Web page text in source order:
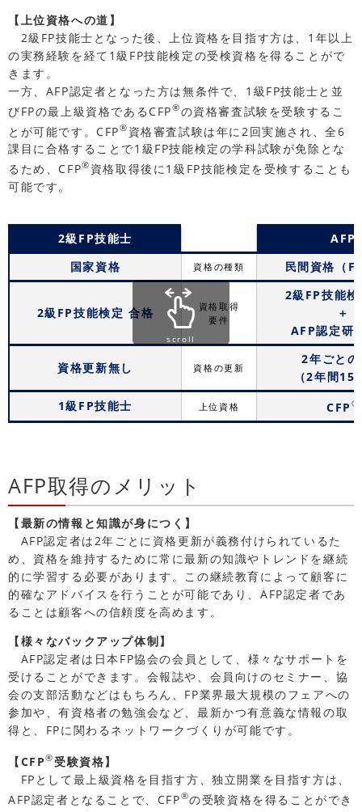
【上位資格への道】
2級FP技能士となった後、上位資格を目指す方は、1年以上
の実務経験を経て1級FP技能検定の受検資格を得ることがで
きます。
一方、AFP認定者となった方は無条件で、1級FP技能士と並
びFPの最上級資格であるCFP®の資格審査試験を受験するこ
とが可能です。CFP® 資格審査試験は年に2回実施され、全6
課目に合格することで1級FP技能検定の学科試験が免除とな
るため、CFP® 資格取得後に1級FP技能検定を受検することも
可能です。
2級FP技能士
AFP
国家資格
資格の種類 民間資格（
2級FP技能検定 合格
資格取得
要件
2級FP技能
＋
AFP認定研
資格更新無し 資格の更新
2年ごと
（2年間15
1級FP技能士
上位資格 CFP®
scroll
AFP取得のメリット
【最新の情報と知識が身につく】
AFP認定者は2年ごとに資格更新が義務付けられているた
め、資格を維持するために常に最新の知識やトレンドを継続
的に学習する必要があります。この継続教育によって顧客に
的確なアドバイスを行うことが可能であり、AFP認定者であ
ることは顧客への信頼度を高めます。
【様々なバックアップ体制】
AFP認定者は日本FP協会の会員として、様々なサポートを
受けることができます。会報誌や、会員向けのセミナー、協
会の支部活動などはもちろん、FP業界最大規模のフェアへの
参加や、有資格者の勉強会など、最新かつ有意義な情報の取
得と、FPに関わるネットワークづくりが可能です。
【CFP®受験資格】
FPとして最上級資格を目指す方、独立開業を目指す方は、
AFP認定者となることで、CFP®の受験資格を得ることができ